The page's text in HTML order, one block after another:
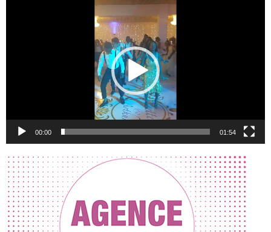
00:00 01:54